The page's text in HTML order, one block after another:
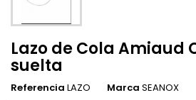
Lazo de Cola Amiaud
suelta
Referencia LAZO Marca SEANOX